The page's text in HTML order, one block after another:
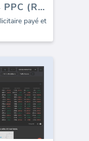
Tableau de bord GA4 PPC (Rapport)
payé et